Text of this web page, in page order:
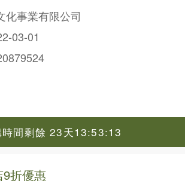
化事業有限公司
03-01
時間剩餘 23天13:53:12
9折優惠